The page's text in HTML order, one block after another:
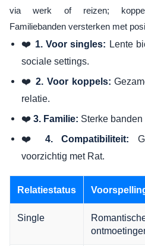
via werk of reizen;
Familiebanden versterken met
❤️ 1. Voor singles: Lente
sociale settings.
❤️ 2. Voor koppels:
relatie.
❤️ 3. Familie: Sterke
❤️4. Compatibiliteit:
voorzichtig met Rat.
Relatiestatus
Single